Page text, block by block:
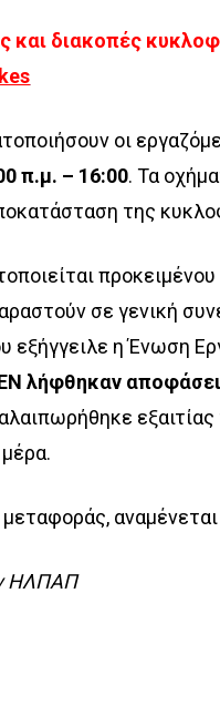
και διακοπές
οι
π.μ. – 16:00. Τα
της
σε γενική
εξήγγειλε η Ένωση
λήφθηκαν
αναμένεται
ΗΛΠΑΠ